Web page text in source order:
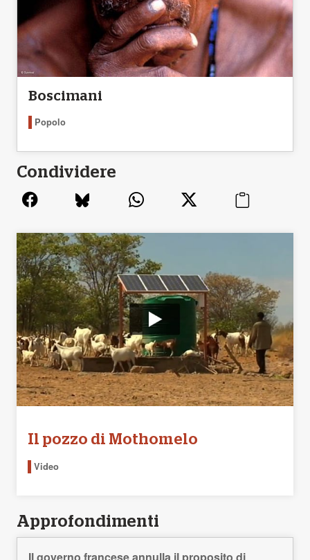
Boscimani
Popolo
Condividere
Il pozzo di Mothomelo
Video
Approfondimenti